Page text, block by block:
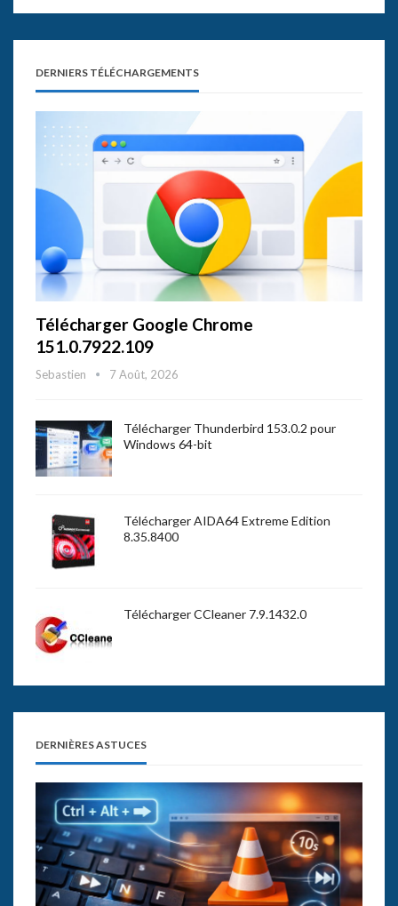
DERNIERS TÉLÉCHARGEMENTS
Télécharger Google Chrome
151.0.7922.109
Sebastien 7 Août, 2026
Télécharger Thunderbird 153.0.2 pour
Windows 64-bit
Télécharger AIDA64 Extreme Edition
8.35.8400
Télécharger CCleaner 7.9.1432.0
DERNIÈRES ASTUCES